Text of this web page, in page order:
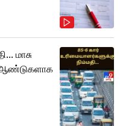
மாசு
ஆண்டுகளாக